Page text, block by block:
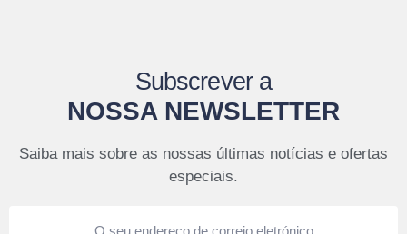
Subscrever a
NOSSA NEWSLETTER
Saiba mais sobre as nossas últimas notícias e ofertas
especiais.